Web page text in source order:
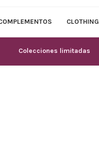
CLOTHING
Colecciones limitadas